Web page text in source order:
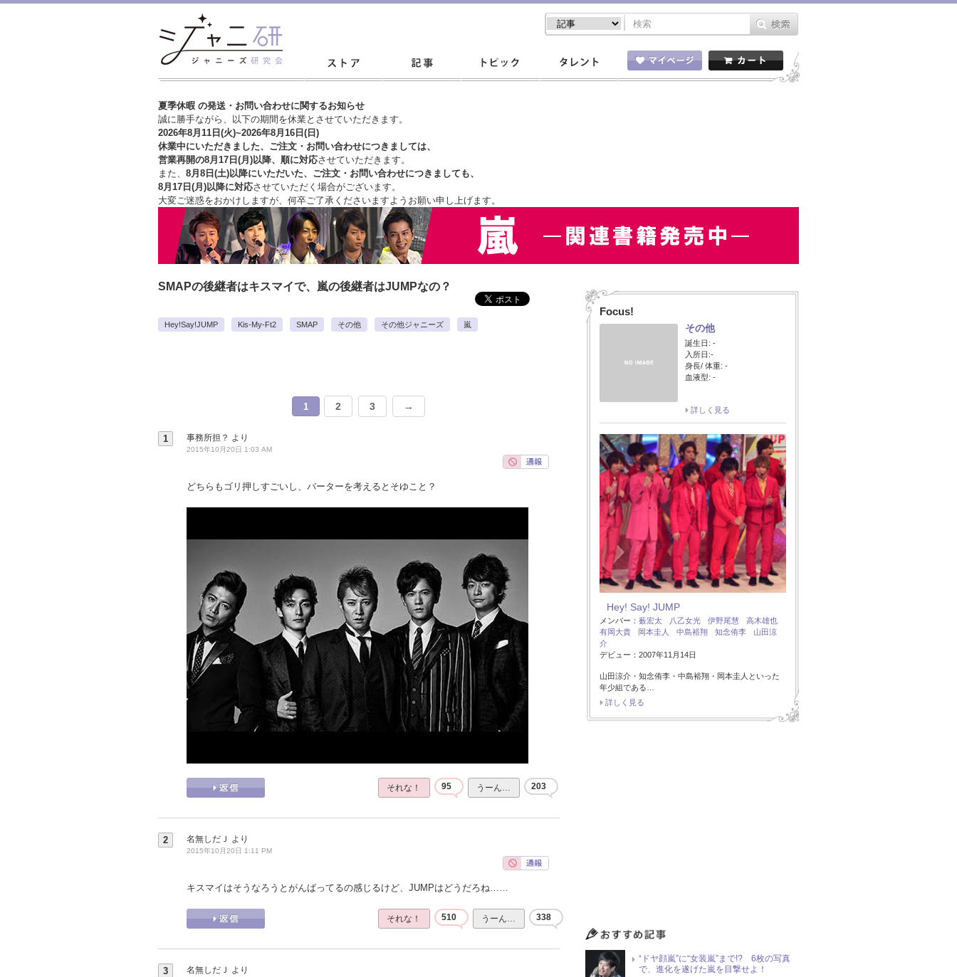
夏季休暇 の発送・お問い合わせに関するお知らせ
誠に勝手ながら、以下の期間を休業とさせていただきます。
2026年8月11日(火)~2026年8月16日(日)
休業中にいただきました、ご注文・お問い合わせにつきましては、
営業再開の8月17日(月)以降、順に対応させていただきます。
また、 8月8日(土)以降にいただいた、ご注文・ お問い合わせにつきましても、
8月17日(月)以降に対応させていただく場合がございます。
大変ご迷惑をおかけしますが、 何卒ご了承くださいますようお願い申し上げます。
SMAPの後継者はキスマイで、嵐の後継者はJUMPなの？
Hey!Say!JUMP Kis-My-Ft2 SMAP その他 その他ジャニーズ 嵐
1 2 3 →
1 事務所担？ より
2015年10月20日 1:03 AM
どちらもゴリ押しすごいし、バーターを考えるとそゆこと？
それな！ 95 うーん… 203
2 名無しだＪ より
2015年10月20日 1:11 PM
キスマイはそうなろうとがんばってるの感じるけど、JUMPはどうだろね……
それな！ 510 うーん… 338
3 名無しだＪ より
Focus!
その他
誕生日: -
入所日:-
身長/ 体重: -
血液型: -
詳しく見る
Hey! Say! JUMP
メンバー： 薮宏太 八乙女光 伊野尾慧
高木雄也
有岡大貴
岡本圭人 中島裕翔 知念侑李
山田涼
介
デビュー：2007年11月14日
山田涼介・知念侑李・中島裕翔・岡本圭人といった
年少組である…
詳しく見る
“ドヤ顔嵐”に“女装嵐”まで!? 6枚の写真
で、進化を遂げた嵐を目撃せよ！